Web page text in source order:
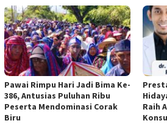
Pawai Rimpu Hari Jadi Bima Ke-
386, Antusias Puluhan Ribu
Peserta Mendominasi Corak
Biru
Raih